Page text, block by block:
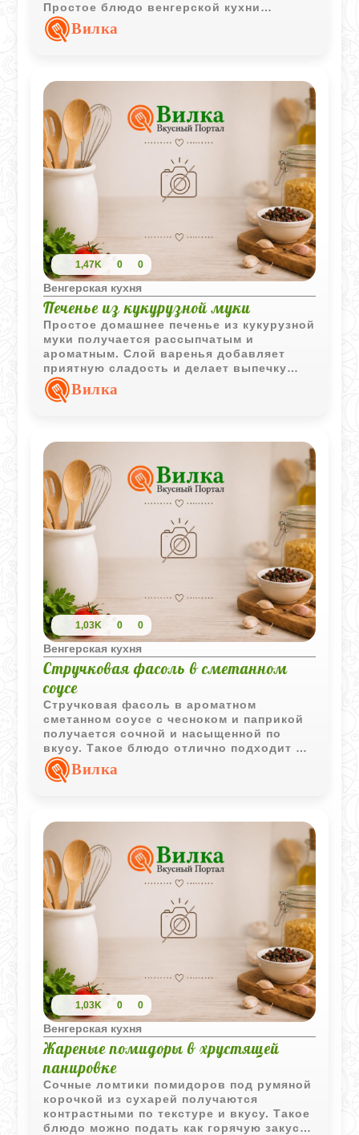
Простое блюдо венгерской кухни
отлично подходит для легкого обеда или
ужина.Вилка
1,47K 0 0
Венгерская кухня
Печенье из кукурузной муки
Простое домашнее печенье из кукурузной
муки получается рассыпчатым и
ароматным. Слой варенья добавляет
приятную сладость и делает выпечку
особенно уютной к чаю.
Вилка
1,03K 0 0
Венгерская кухня
Стручковая фасоль в сметанном
соусе
Стручковая фасоль в ароматном
сметанном соусе с чесноком и паприкой
получается сочной и насыщенной по
вкусу. Такое блюдо отлично подходит в
качестве гарнира или самостоятельного
овощного блюда.
Вилка
1,03K 0 0
Венгерская кухня
Жареные помидоры в хрустящей
панировке
Сочные ломтики помидоров под румяной
корочкой из сухарей получаются
контрастными по текстуре и вкусу. Такое
блюдо можно подать как горячую закуску